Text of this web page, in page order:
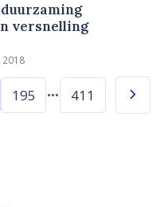
versnelling
2018
195 411